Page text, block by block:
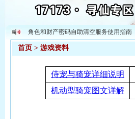
《寻仙》官方客户服务地址
首页 > 游戏资料
侍宠与骑宠详细说明
机动型骑宠图文详解